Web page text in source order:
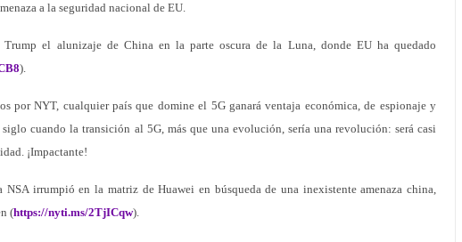
a la seguridad nacional de EU.
Trump el alunizaje de China en la parte oscura de la Luna, donde EU ha quedado
).
por NYT, cualquier país que domine el 5G ganará ventaja económica, de espionaje y
cuando la transición al 5G, más que una evolución, sería una revolución: será casi
¡Impactante!
NSA irrumpió en la matriz de Huawei en búsqueda de una inexistente amenaza china,
(https://nyti.ms/2TjICqw).